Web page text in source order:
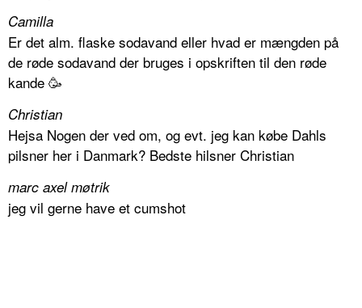
Camilla
Er det alm. flaske sodavand eller hvad er mængden på
de røde sodavand der bruges i opskriften til den røde
kande 🥳
Christian
Hejsa Nogen der ved om, og evt. jeg kan købe Dahls
pilsner her i Danmark? Bedste hilsner Christian
marc axel møtrik
jeg vil gerne have et cumshot